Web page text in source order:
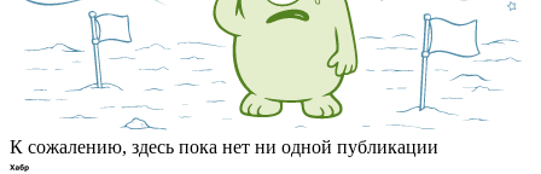
К сожалению, здесь пока нет ни одной публикации